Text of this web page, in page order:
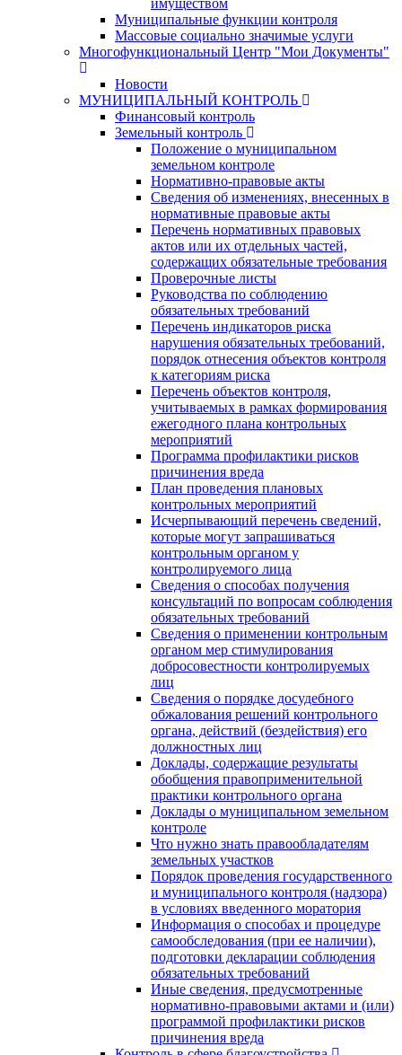
Муниципальные функции контроля
Массовые социально значимые услуги
Многофункциональный Центр "Мои Документы"
Новости
МУНИЦИПАЛЬНЫЙ КОНТРОЛЬ
Финансовый контроль
Земельный контроль
Положение о муниципальном
земельном контроле
Нормативно-правовые акты
Сведения об изменениях, внесенных в
нормативные правовые акты
Перечень нормативных правовых
актов или их отдельных частей,
содержащих обязательные требования
Проверочные листы
Руководства по соблюдению
обязательных требований
Перечень индикаторов риска
нарушения обязательных требований,
порядок отнесения объектов контроля
к категориям риска
Перечень объектов контроля,
учитываемых в рамках формирования
ежегодного плана контрольных
мероприятий
Программа профилактики рисков
причинения вреда
План проведения плановых
контрольных мероприятий
Исчерпывающий перечень сведений,
которые могут запрашиваться
контрольным органом у
контролируемого лица
Сведения о способах получения
консультаций по вопросам соблюдения
обязательных требований
Сведения о применении контрольным
органом мер стимулирования
добросовестности контролируемых
лиц
Сведения о порядке досудебного
обжалования решений контрольного
органа, действий (бездействия) его
должностных лиц
Доклады, содержащие результаты
обобщения правоприменительной
практики контрольного органа
Доклады о муниципальном земельном
контроле
Что нужно знать правообладателям
земельных участков
Порядок проведения государственного
и муниципального контроля (надзора)
в условиях введенного моратория
Информация о способах и процедуре
самообследования (при ее наличии),
подготовки декларации соблюдения
обязательных требований
Иные сведения, предусмотренные
нормативно-правовыми актами и (или)
программой профилактики рисков
причинения вреда